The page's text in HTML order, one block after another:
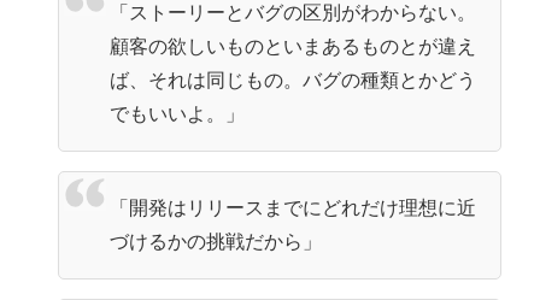
「ストーリーとバグの区別がわからない。
顧客の欲しいものといまあるものとが違え
ば、それは同じもの。バグの種類とかどう
でもいいよ。」
「開発はリリースまでにどれだけ理想に近
づけるかの挑戦だから」